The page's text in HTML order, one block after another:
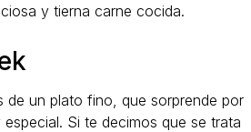
y tierna carne cocida.
de un plato fino, que sorprende por
Si te decimos que se trata